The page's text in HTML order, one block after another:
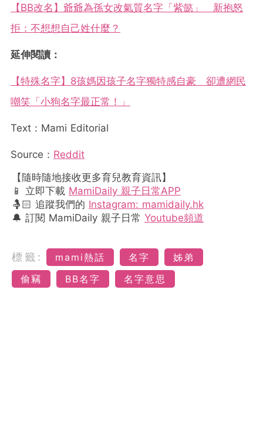
【BB改名】爺爺為孫女改氣質名字「紫懿」 新抱怒
拒：不想想自己姓什麼？
延伸閱讀：
【特殊名字】8孩媽因孩子名字獨特感自豪 卻遭網民
嘲笑「小狗名字最正常！」
Text：Mami Editorial
Source： Reddit
【隨時隨地接收更多育兒教育資訊】
📱 立即下載 MamiDaily 親子日常APP
🤱🏻 追蹤我們的 Instagram: mamidaily.hk
🔔 訂閱 MamiDaily 親子日常 Youtube頻道
標籤: mami熱話 名字
姊弟
偷竊
BB名字 名字意思